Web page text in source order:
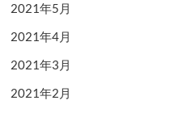
2021年5月
2021年4月
2021年3月
2021年2月